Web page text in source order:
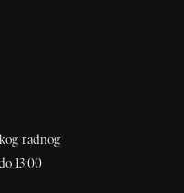
radnog
13:00